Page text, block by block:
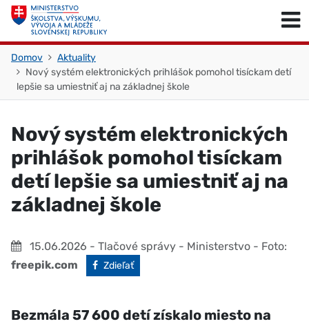
Skočiť na obsah
Domov
Aktuality
Nový systém elektronických prihlášok pomohol tisíckam detí
lepšie sa umiestniť aj na základnej škole
Nový systém elektronických
prihlášok pomohol tisíckam
detí lepšie sa umiestniť aj na
základnej škole
15.06.2026 - Tlačové správy - Ministerstvo - Foto:
freepik.com
Facebook
Zdieľať
Bezmála 57 600 detí získalo miesto na
Skočiť na začiatok stránky